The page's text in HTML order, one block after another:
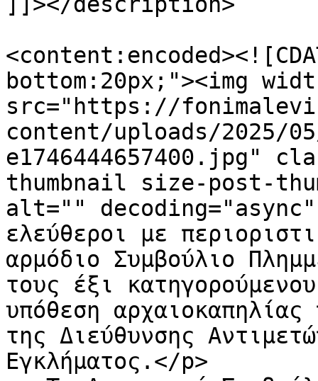
bottom:20px;"><img
src="https://
content/uploads/2025/
e1746444657400.jpg"
thumbnail size-post-
alt="" decoding="async"
ελεύθεροι με
αρμόδιο Συμβούλιο
τους έξι
υπόθεση
της Διεύθυνσης
Εγκλήματος.</p>